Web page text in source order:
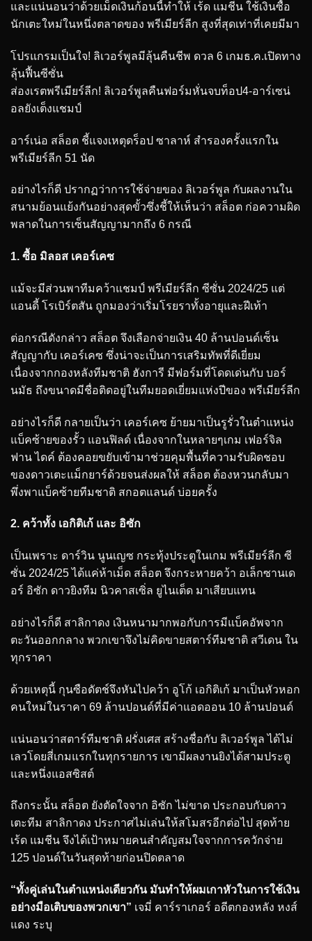
และแน่นอนว่าด้วยเม็ดเงินก้อนนี้ทำให้ เร้ด แมชีน ใช้เงินซื้อ
นักเตะใหม่ในหนึ่งตลาดของ พรีเมียร์ลีก สูงที่สุดเท่าที่เคยมีมา
โปรแกรมเป็นใจ! ลิเวอร์พูลมีลุ้นคืนชีพ ดวล 6 เกมธ.ค.เปิดทาง
ลุ้นฟื้นซีซั่น
ส่องเรตพรีเมียร์ลีก! ลิเวอร์พูลคืนฟอร์มหั่นจบท็อป4-อาร์เซน่
อลยังเต็งแชมป์
อาร์เน่อ สล็อต ชี้แจงเหตุดร็อป ซาลาห์ สำรองครั้งแรกใน
พรีเมียร์ลีก 51 นัด
อย่างไรก็ดี ปรากฏว่าการใช้จ่ายของ ลิเวอร์พูล กับผลงานใน
สนามย้อนแย้งกันอย่างสุดขั้วซึ่งชี้ให้เห็นว่า สล็อต ก่อความผิด
พลาดในการเซ็นสัญญามากถึง 6 กรณี
1. ซื้อ มิลอส เคอร์เคซ
แม้จะมีส่วนพาทีมคว้าแชมป์ พรีเมียร์ลีก ซีซั่น 2024/25 แต่
แอนดี้ โรเบิร์ตสัน ถูกมองว่าเริ่มโรยราทั้งอายุและฝีเท้า
ต่อกรณีดังกล่าว สล็อต จึงเลือกจ่ายเงิน 40 ล้านปอนด์เซ็น
สัญญากับ เคอร์เคซ ซึ่งน่าจะเป็นการเสริมทัพที่ดีเยี่ยม
เนื่องจากกองหลังทีมชาติ ฮังการี มีฟอร์มที่โดดเด่นกับ บอร์
นมัธ ถึงขนาดมีชื่อติดอยู่ในทีมยอดเยี่ยมแห่งปีของ พรีเมียร์ลีก
อย่างไรก็ดี กลายเป็นว่า เคอร์เคซ ย้ายมาเป็นรูรั่วในตำแหน่ง
แบ็คซ้ายของรั้ว แอนฟิลด์ เนื่องจากในหลายๆเกม เฟอร์จิล
ฟาน ไดค์ ต้องคอยขยับเข้ามาช่วยคุมพื้นที่ความรับผิดชอบ
ของดาวเตะแม็กยาร์ด้วยจนส่งผลให้ สล็อต ต้องหวนกลับมา
พึ่งพาแบ็คซ้ายทีมชาติ สกอตแลนด์ บ่อยครั้ง
2. คว้าทั้ง เอกิติเก้ และ อิซัก
เป็นเพราะ ดาร์วิน นูนเญซ กระทุ้งประตูในเกม พรีเมียร์ลีก ซี
ซั่น 2024/25 ได้แค่ห้าเม็ด สล็อต จึงกระหายคว้า อเล็กซานเด
อร์ อิซัก ดาวยิงทีม นิวคาสเซิ่ล ยูไนเต็ด มาเสียบแทน
อย่างไรก็ดี สาลิกาดง เงินหนามากพอกับการมีแบ็คอัพจาก
ตะวันออกกลาง พวกเขาจึงไม่คิดขายสตาร์ทีมชาติ สวีเดน ใน
ทุกราคา
ด้วยเหตุนี้ กุนซือดัตช์จึงหันไปคว้า อูโก้ เอกิติเก้ มาเป็นหัวหอก
คนใหม่ในราคา 69 ล้านปอนด์ที่มีค่าแอดออน 10 ล้านปอนด์
แน่นอนว่าสตาร์ทีมชาติ ฝรั่งเศส สร้างชื่อกับ ลิเวอร์พูล ได้ไม่
เลวโดยสี่เกมแรกในทุกรายการ เขามีผลงานยิงได้สามประตู
และหนึ่งแอสซิสต์
ถึงกระนั้น สล็อต ยังตัดใจจาก อิซัก ไม่ขาด ประกอบกับดาว
เตะทีม สาลิกาดง ประกาศไม่เล่นให้สโมสรอีกต่อไป สุดท้าย
เร้ด แมชีน จึงได้เป้าหมายคนสำคัญสมใจจากการควักจ่าย
125 ปอนด์ในวันสุดท้ายก่อนปิดตลาด
“ทั้งคู่เล่นในตำแหน่งเดียวกัน มันทำให้ผมเกาหัวในการใช้เงิน
อย่างมือเติบของพวกเขา” เจมี่ คาร์ราเกอร์ อดีตกองหลัง หงส์
แดง ระบุ